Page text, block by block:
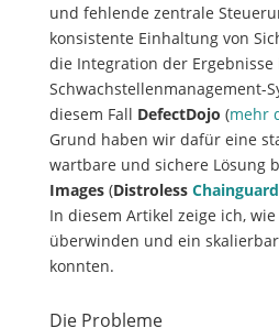
und fehlende zentrale
konsistente Einhaltung von
die Integration der Ergebnisse
Schwachstellenmanagement-
diesem Fall DefectDojo (mehr
Grund haben wir dafür eine
wartbare und sichere Lösung
Images(Distroless
In diesem Artikel zeige ich,
überwinden und ein
konnten.
Die Probleme